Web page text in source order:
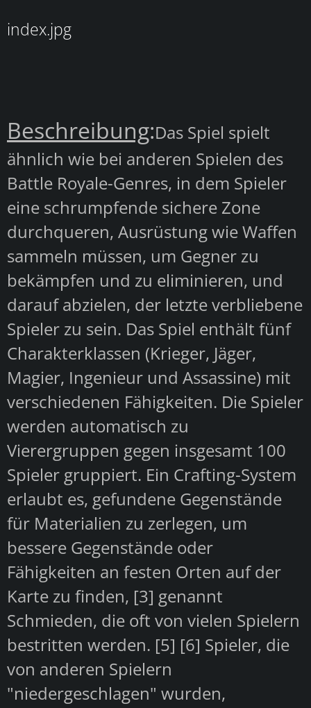
index.jpg
Beschreibung:Das Spiel spielt
ähnlich wie bei anderen Spielen des
Battle Royale-Genres, in dem Spieler
eine schrumpfende sichere Zone
durchqueren, Ausrüstung wie Waffen
sammeln müssen, um Gegner zu
bekämpfen und zu eliminieren, und
darauf abzielen, der letzte verbliebene
Spieler zu sein. Das Spiel enthält fünf
Charakterklassen (Krieger, Jäger,
Magier, Ingenieur und Assassine) mit
verschiedenen Fähigkeiten. Die Spieler
werden automatisch zu
Vierergruppen gegen insgesamt 100
Spieler gruppiert. Ein Crafting-System
erlaubt es, gefundene Gegenstände
für Materialien zu zerlegen, um
bessere Gegenstände oder
Fähigkeiten an festen Orten auf der
Karte zu finden, [3] genannt
Schmieden, die oft von vielen Spielern
bestritten werden. [5] [6] Spieler, die
von anderen Spielern
"niedergeschlagen" wurden,